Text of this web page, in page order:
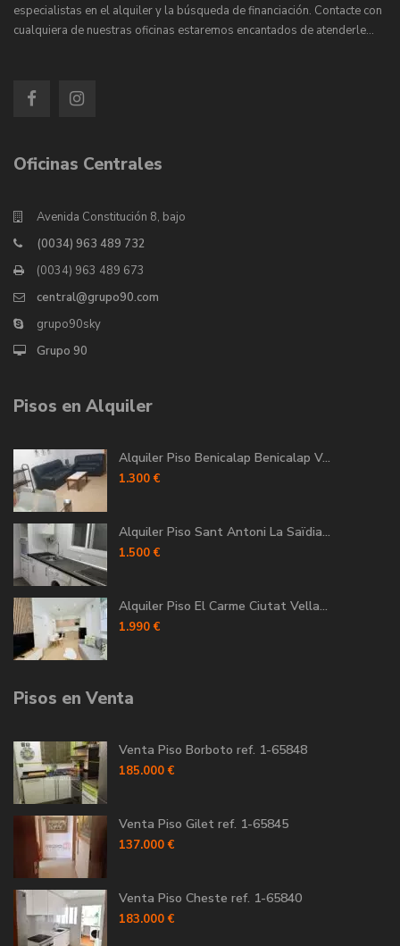
especialistas en el alquiler y la búsqueda de financiación. Contacte con
cualquiera de nuestras oficinas estaremos encantados de atenderle…
Oficinas Centrales
Avenida Constitución 8, bajo
(0034) 963 489 732
(0034) 963 489 673
central@grupo90.com
grupo90sky
Grupo 90
Pisos en Alquiler
Alquiler Piso Benicalap Benicalap V...
1.300 €
Alquiler Piso Sant Antoni La Saïdia...
1.500 €
Alquiler Piso El Carme Ciutat Vella...
1.990 €
Pisos en Venta
Venta Piso Borboto ref. 1-65848
185.000 €
Venta Piso Gilet ref. 1-65845
137.000 €
Venta Piso Cheste ref. 1-65840
183.000 €